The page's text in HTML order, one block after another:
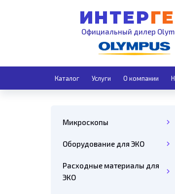
ИНТЕР
Официальный дилер
Каталог Услуги О компании
Микроскопы
Оборудование для ЭКО
Расходные материалы для
ЭКО